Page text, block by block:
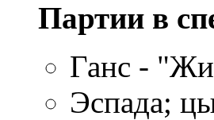
Партии в
Ганс -
Эспада;